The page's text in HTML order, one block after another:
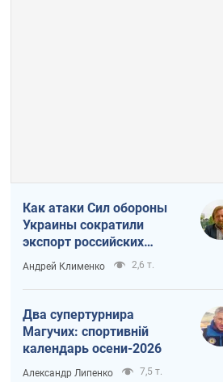
Как атаки Сил обороны
Украины сократили
экспорт российских
нефтепродуктов
Андрей Клименко 2,6 т.
Два супертурнира
Магучих: спортивній
календарь осени-2026
Александр Липенко 7,5 т.